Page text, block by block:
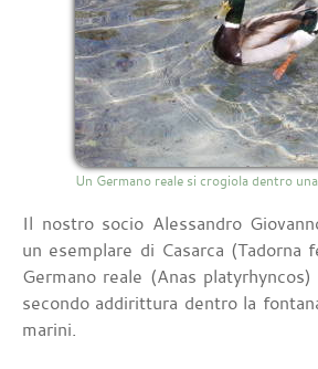
Un Germano reale si crogiola dentro
Il nostro socio Alessandro
un esemplare di Casarca (Tadorna
Germano reale (Anas
secondo addirittura dentro la
marini.